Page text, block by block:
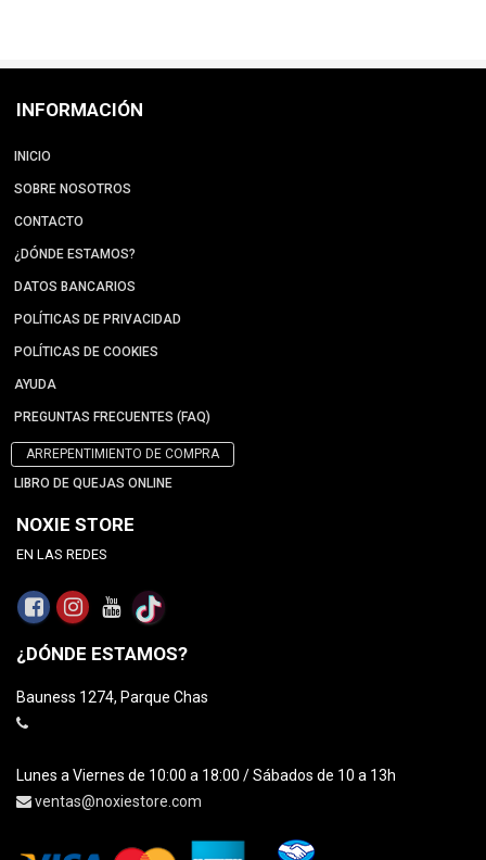
INFORMACIÓN
INICIO
SOBRE NOSOTROS
CONTACTO
¿DÓNDE ESTAMOS?
DATOS BANCARIOS
POLÍTICAS DE PRIVACIDAD
POLÍTICAS DE COOKIES
AYUDA
PREGUNTAS FRECUENTES (FAQ)
ARREPENTIMIENTO DE COMPRA
LIBRO DE QUEJAS ONLINE
NOXIE STORE
EN LAS REDES
¿DÓNDE ESTAMOS?
Bauness 1274, Parque Chas
Lunes a Viernes de 10:00 a 18:00 / Sábados de 10 a 13h
ventas@noxiestore.com